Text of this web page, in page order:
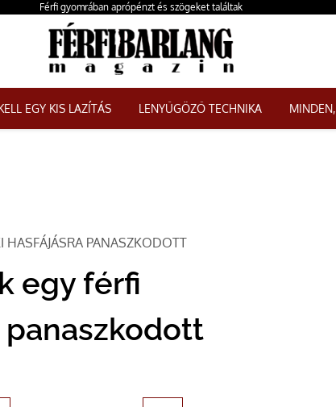
Férfi gyomrában aprópénzt és szögeket találtak
EGY KIS LAZÍTÁS LENYŰGÖZŐ TECHNIKA
HASFÁJÁSRA PANASZKODOTT
egy férfi
panaszkodott